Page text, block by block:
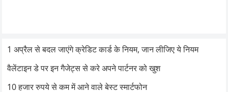
1 अप्रैल से बदल जाएंगे क्रेडिट कार्ड के नियम, जान लीजिए ये नियम
वैलेंटाइन डे पर इन गैजेट्स से करे अपने पार्टनर को खुश
10 हजार रुपये से कम में आने वाले बेस्ट स्मार्टफोन